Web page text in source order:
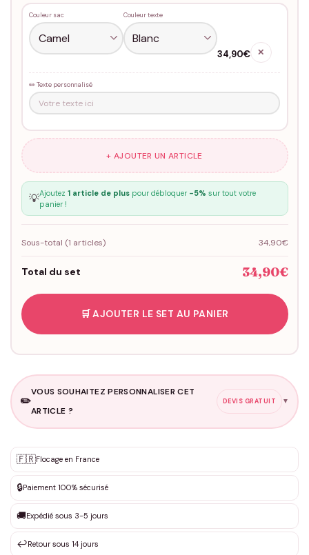
Couleur sac Couleur texte
34,90€ ✕
✏️ Texte personnalisé
+ AJOUTER UN ARTICLE
💡Ajoutez 1 article de pluspour débloquer -5% sur tout votre
panier !
Sous-total (1 articles) 34,90€
Total du set 34,90€
🛒 AJOUTER LE SET AU PANIER
✏️
VOUS SOUHAITEZ PERSONNALISER CET
ARTICLE ?
DEVIS GRATUIT ▼
✨ Personnalisation sur mesure
DEVIS GRATUIT · Personnalisation de 3 à 10€ selon la demande
Que souhaitez-vous ?*
🇫🇷Flocage en France
🔒Paiement 100% sécurisé
🚚Expédié sous 3-5 jours
↩️Retour sous 14 jours